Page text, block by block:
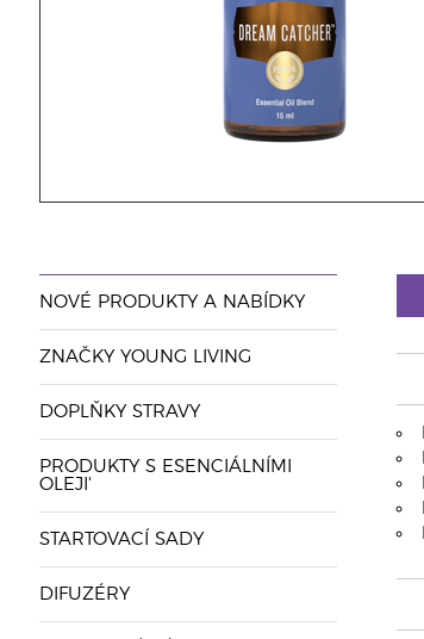
NOVÉ PRODUKTY A NABÍDKY
ZNAČKY YOUNG LIVING
DOPLŇKY STRAVY
PRODUKTY S ESENCIÁLNÍMI
OLEJI'
STARTOVACÍ SADY
DIFUZÉRY